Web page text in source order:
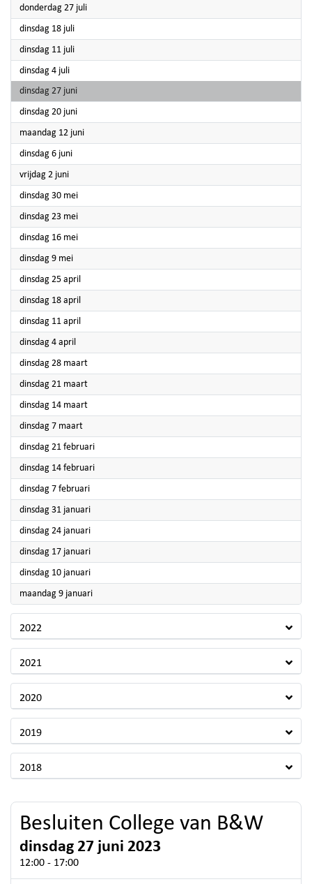
donderdag 27 juli2023
dinsdag 18 juli2023
dinsdag 11 juli2023
dinsdag 4 juli2023
dinsdag 27 juni2023
dinsdag 20 juni2023
maandag 12 juni2023
dinsdag 6 juni2023
vrijdag 2 juni2023
dinsdag 30 mei2023
dinsdag 23 mei2023
dinsdag 16 mei2023
dinsdag 9 mei2023
dinsdag 25 april
dinsdag 18 april
dinsdag 11 april
dinsdag 4 april
dinsdag 28 maart2023
dinsdag 21 maart2023
dinsdag 14 maart2023
dinsdag 7 maart2023
dinsdag 21 februari2023
dinsdag 14 februari2023
dinsdag 7 februari2023
dinsdag 31 januari2023
dinsdag 24 januari2023
dinsdag 17 januari2023
dinsdag 10 januari2023
maandag 9 januari2023
2022
2021
2020
2019
2018
Besluiten College van B&W
dinsdag 27 juni 2023
12:00 - 17:00